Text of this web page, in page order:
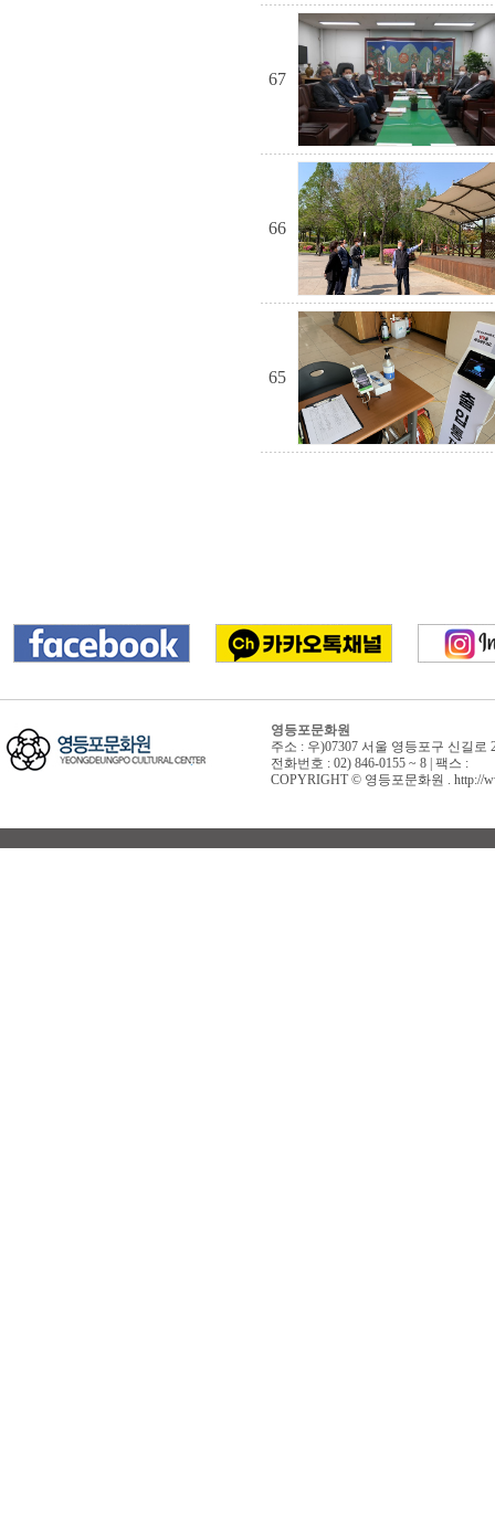
67
66
65
영등포문화원
주소 : 우)07307 서울 영등포구 신길
전화번호 : 02) 846-0155 ~ 8 | 팩스 :
COPYRIGHT © 영등포문화원 . http://